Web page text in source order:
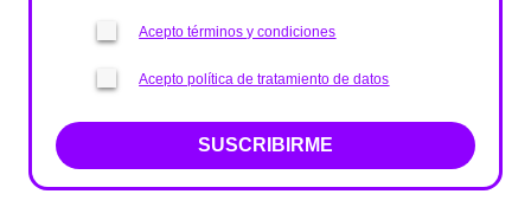
Acepto términos y condiciones
Acepto política de tratamiento de datos
SUSCRIBIRME